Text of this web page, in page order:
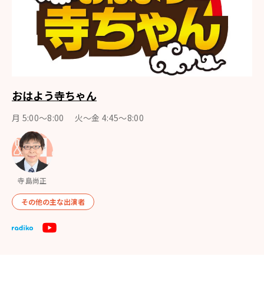
おはよう寺ちゃん
月 5:00～8:00 火～金 4:45～8:00
寺島尚正
その他の主な出演者